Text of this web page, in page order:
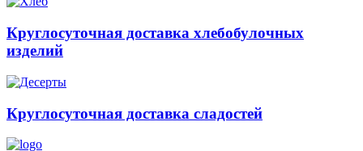
Круглосуточная доставка хлебобулочных
изделий
Круглосуточная доставка сладостей